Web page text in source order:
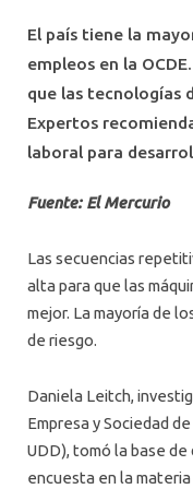
El país tiene la
empleos en la
que las tecnologías
Expertos
laboral para
Fuente: El Mercurio
Las secuencias
alta para que las
mejor. La mayoría de
de riesgo.
Daniela Leitch,
Empresa y Sociedad
UDD), tomó la base
encuesta en la materia